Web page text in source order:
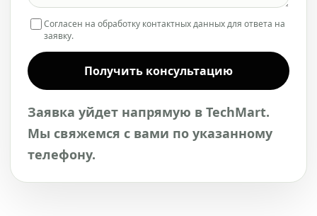
Согласен на обработку контактных данных для ответа на
заявку.
Получить консультацию
Заявка уйдет напрямую в TechMart.
Мы свяжемся с вами по указанному
телефону.